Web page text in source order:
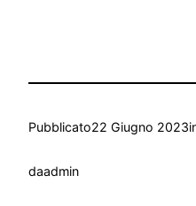
Pubblicato22 Giugno 2023
daadmin